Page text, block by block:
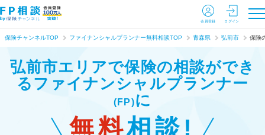
会員登録 ログイン
保険チャンネルTOP ファイナンシャルプランナー無料相談TOP 青森県 弘前市 保険
弘前市エリアで保険の相談ができ
る ファイナンシャルプランナー
(FP)に
無料相談!